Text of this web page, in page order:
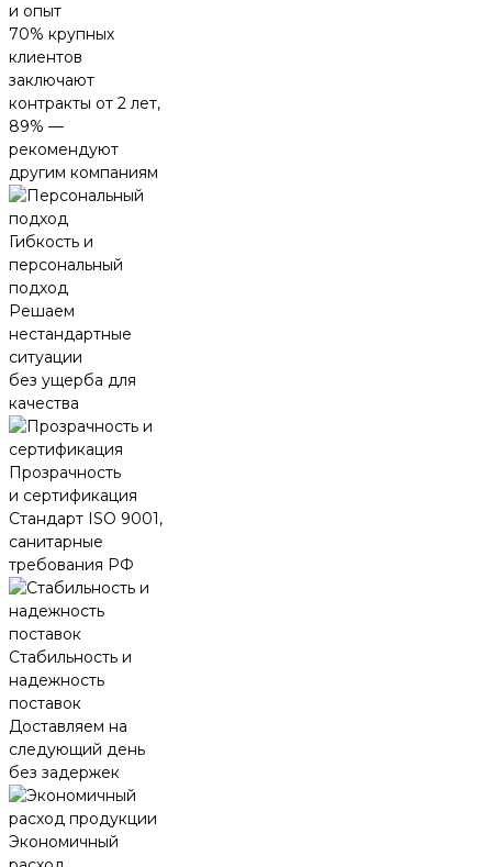
и опыт
70% крупных
клиентов
заключают
контракты от 2 лет,
89% —
рекомендуют
другим компаниям
Гибкость и
персональный
подход
Решаем
нестандартные
ситуации
без ущерба для
качества
Прозрачность
и сертификация
Стандарт ISO 9001,
санитарные
требования РФ
Стабильность и
надежность
поставок
Доставляем на
следующий день
без задержек
Экономичный